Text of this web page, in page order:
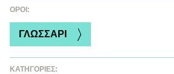
ΌΡΟΙ:
ΓΛΩΣΣΑΡΙ
ΚΑΤΗΓΟΡΙΕΣ: